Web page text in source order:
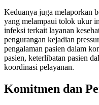
Keduanya juga melaporkan
yang melampaui tolok ukur
infeksi terkait layanan
pengurangan kejadian
pengalaman pasien dalam
pasien, keterlibatan pasien
koordinasi pelayanan.
Komitmen dan